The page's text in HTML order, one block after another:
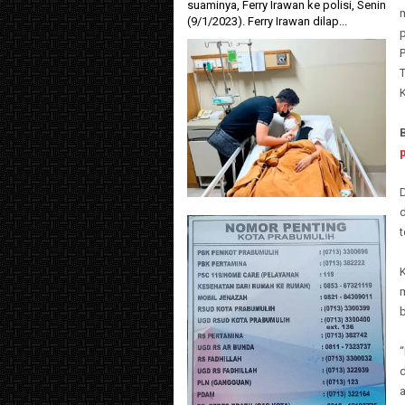
suaminya, Ferry Irawan ke polisi, Senin
(9/1/2023). Ferry Irawan dilap...